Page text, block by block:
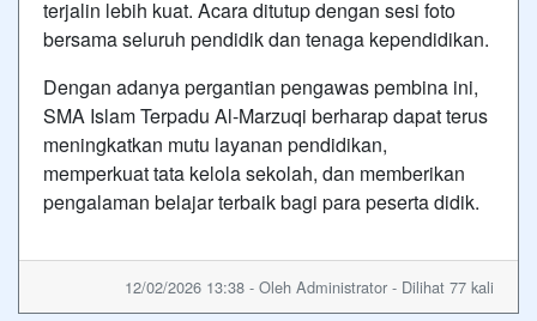
terjalin lebih kuat. Acara ditutup dengan sesi foto
bersama seluruh pendidik dan tenaga kependidikan.
Dengan adanya pergantian pengawas pembina ini,
SMA Islam Terpadu Al-Marzuqi berharap dapat terus
meningkatkan mutu layanan pendidikan,
memperkuat tata kelola sekolah, dan memberikan
pengalaman belajar terbaik bagi para peserta didik.
12/02/2026 13:38 - Oleh Administrator - Dilihat 77 kali